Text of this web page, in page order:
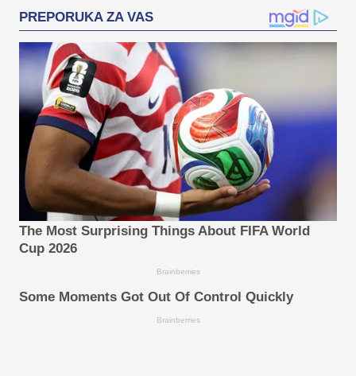
PREPORUKA ZA VAS
The Most Surprising Things About FIFA World
Cup 2026
Brainberries
Some Moments Got Out Of Control Quickly
Brainberries